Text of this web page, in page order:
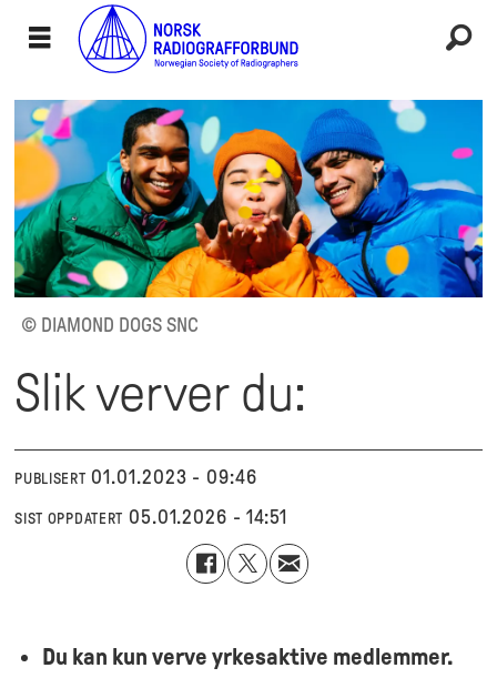
© DIAMOND DOGS SNC
Slik verver du:
PUBLISERT 01.01.2023 - 09:46
SIST OPPDATERT 05.01.2026 - 14:51
Du kan kun verve yrkesaktive medlemmer.